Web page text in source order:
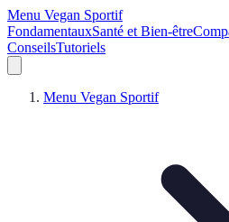
Menu Vegan Sportif
FondamentauxSanté et Bien-être
ConseilsTutoriels
Menu Vegan Sportif